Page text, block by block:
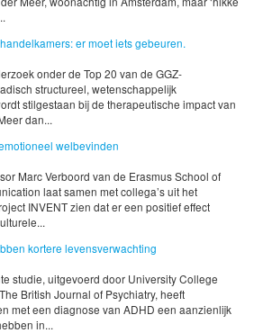
er moet iets gebeuren.
onder de Top 20 van de GGZ-
structureel, wetenschappelijk
stilgestaan bij de therapeutische impact van
dan...
welbevinden
Marc Verboord van de Erasmus School of
laat samen met collega’s uit het
INVENT zien dat er een positief effect
kortere levensverwachting
studie, uitgevoerd door University College
British Journal of Psychiatry, heeft
met een diagnose van ADHD een aanzienlijk
in...